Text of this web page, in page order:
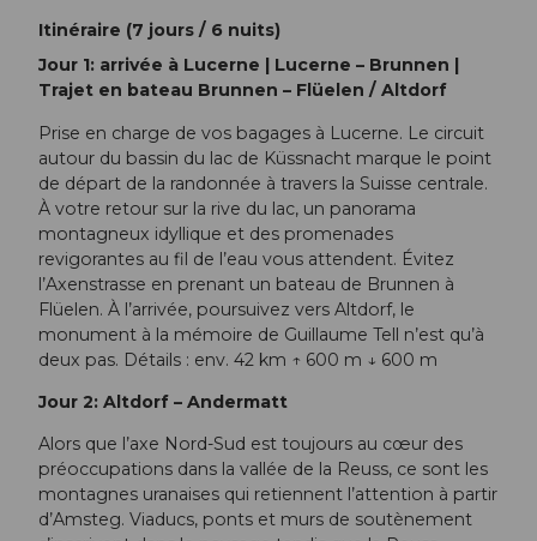
Itinéraire (7 jours / 6 nuits)
Jour 1: arrivée à Lucerne | Lucerne – Brunnen |
Trajet en bateau Brunnen – Flüelen / Altdorf
Prise en charge de vos bagages à Lucerne. Le circuit
autour du bassin du lac de Küssnacht marque le point
de départ de la randonnée à travers la Suisse centrale.
À votre retour sur la rive du lac, un panorama
montagneux idyllique et des promenades
revigorantes au fil de l’eau vous attendent. Évitez
l’Axenstrasse en prenant un bateau de Brunnen à
Flüelen. À l’arrivée, poursuivez vers Altdorf, le
monument à la mémoire de Guillaume Tell n’est qu’à
deux pas. Détails : env. 42 km ↑ 600 m ↓ 600 m
Jour 2: Altdorf – Andermatt
Alors que l’axe Nord-Sud est toujours au cœur des
préoccupations dans la vallée de la Reuss, ce sont les
montagnes uranaises qui retiennent l’attention à partir
d’Amsteg. Viaducs, ponts et murs de soutènement